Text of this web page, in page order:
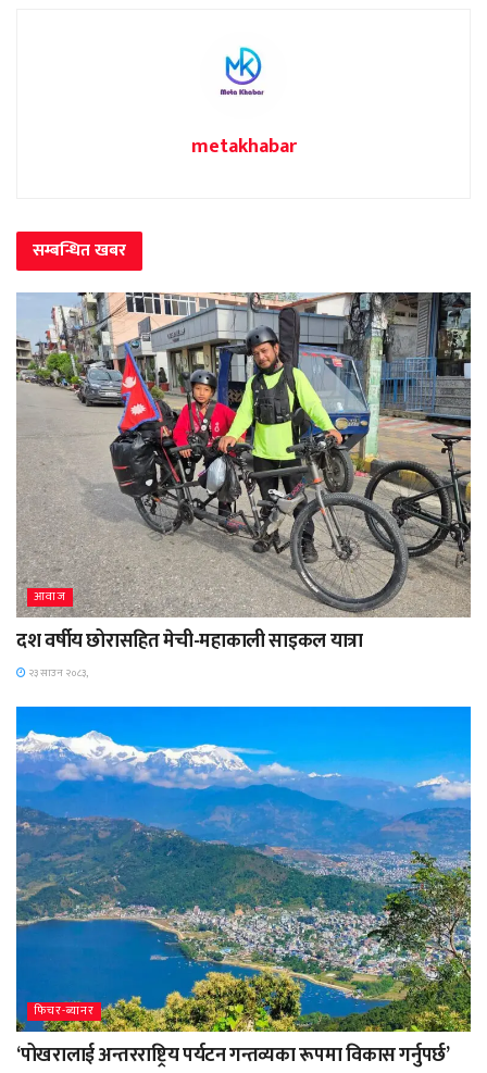
metakhabar
सम्बन्धितखबर
आवाज
दश वर्षीय छोरासहित मेची-महाकाली साइकल यात्रा
२३ साउन २०८३,
फिचर-ब्यानर
‘पोखरालाई अन्तरराष्ट्रिय पर्यटन गन्तव्यका रूपमा विकास गर्नुपर्छ’